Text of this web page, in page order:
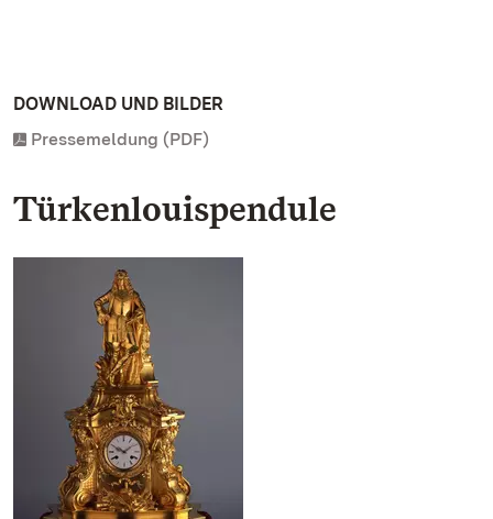
DOWNLOAD UND BILDER
Pressemeldung (PDF)
Türkenlouispendule